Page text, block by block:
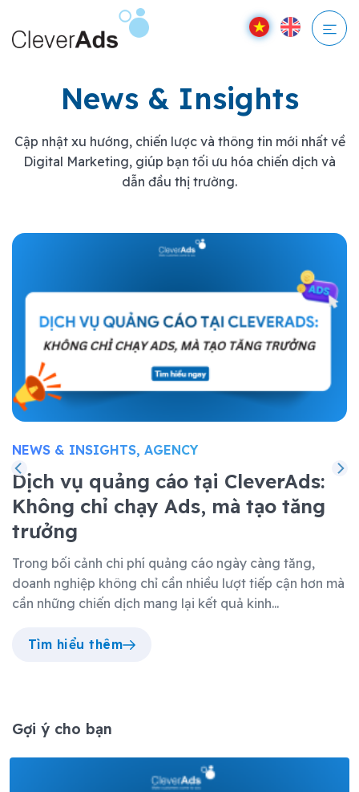
qua
nội
News & Insights
Cập nhật xu hướng, chiến lược và thông tin mới nhất về
Digital Marketing, giúp bạn tối ưu hóa chiến dịch và
dẫn đầu thị trường.
NEWS & INSIGHTS, AGENCY
Dịch vụ quảng cáo tại CleverAds:
Không chỉ chạy Ads, mà tạo tăng
trưởng
Trong bối cảnh chi phí quảng cáo ngày càng tăng,
doanh nghiệp không chỉ cần nhiều lượt tiếp cận hơn mà
cần những chiến dịch mang lại kết quả kinh...
Tìm hiểu thêm
Gợi ý cho bạn